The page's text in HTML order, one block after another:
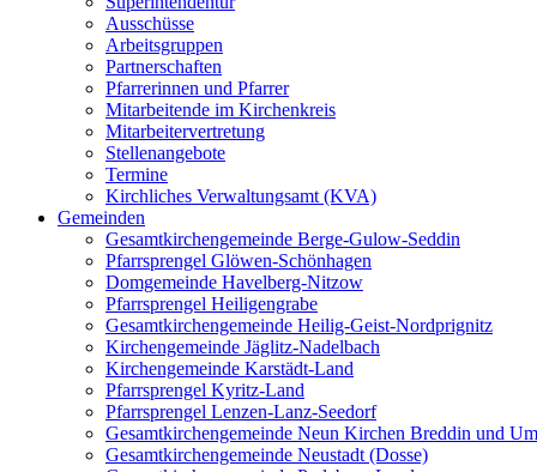
Ausschüsse
Arbeitsgruppen
Partnerschaften
Pfarrerinnen und Pfarrer
Mitarbeitende im Kirchenkreis
Mitarbeitervertretung
Stellenangebote
Termine
Kirchliches Verwaltungsamt (KVA)
Gemeinden
Gesamtkirchengemeinde Berge-Gulow-Seddin
Pfarrsprengel Glöwen-Schönhagen
Domgemeinde Havelberg-Nitzow
Pfarrsprengel Heiligengrabe
Gesamtkirchengemeinde Heilig-Geist-Nordprignitz
Kirchengemeinde Jäglitz-Nadelbach
Kirchengemeinde Karstädt-Land
Pfarrsprengel Kyritz-Land
Pfarrsprengel Lenzen-Lanz-Seedorf
Gesamtkirchengemeinde Neun Kirchen Breddin und
Gesamtkirchengemeinde Neustadt (Dosse)